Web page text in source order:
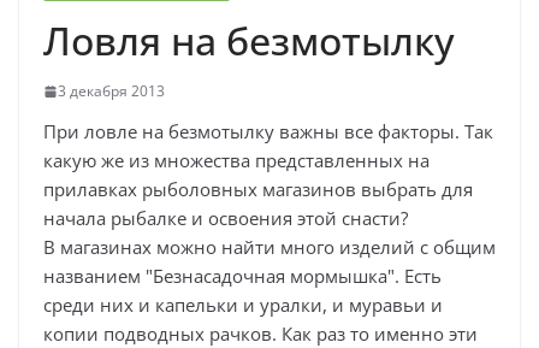
Ловля на безмотылку
3 декабря 2013
При ловле на безмотылку важны все факторы. Так
какую же из множества представленных на
прилавках рыболовных магазинов выбрать для
начала рыбалке и освоения этой снасти?
В магазинах можно найти много изделий с общим
названием "Безнасадочная мормышка". Есть
среди них и капельки и уралки, и муравьи и
копии подводных рачков. Как раз то именно эти